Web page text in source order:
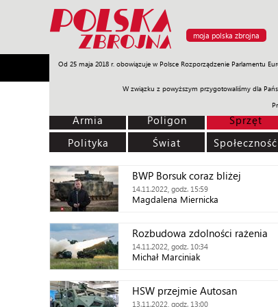
moja polska zbrojna
Od 25 maja 2018 r. obowiązuje w Polsce Rozporządzenie Parlamentu
W związku z powyższym przygotowaliśmy dla
Armia Poligon Sprzęt Misje Polityka
Armia Poligon Sprzęt
Polityka
Świat Społeczność
BWP Borsuk coraz bliżej
14.11.2022, godz. 15:59
Magdalena Miernicka
Rozbudowa zdolności rażenia
14.11.2022, godz. 10:34
Michał Marciniak
HSW przejmie Autosan
13.11.2022, godz. 13:00